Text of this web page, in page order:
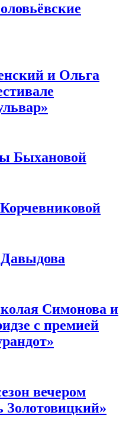
и Ольга
Быхановой
Симонова и
с премией
вечером
Золотовицкий»